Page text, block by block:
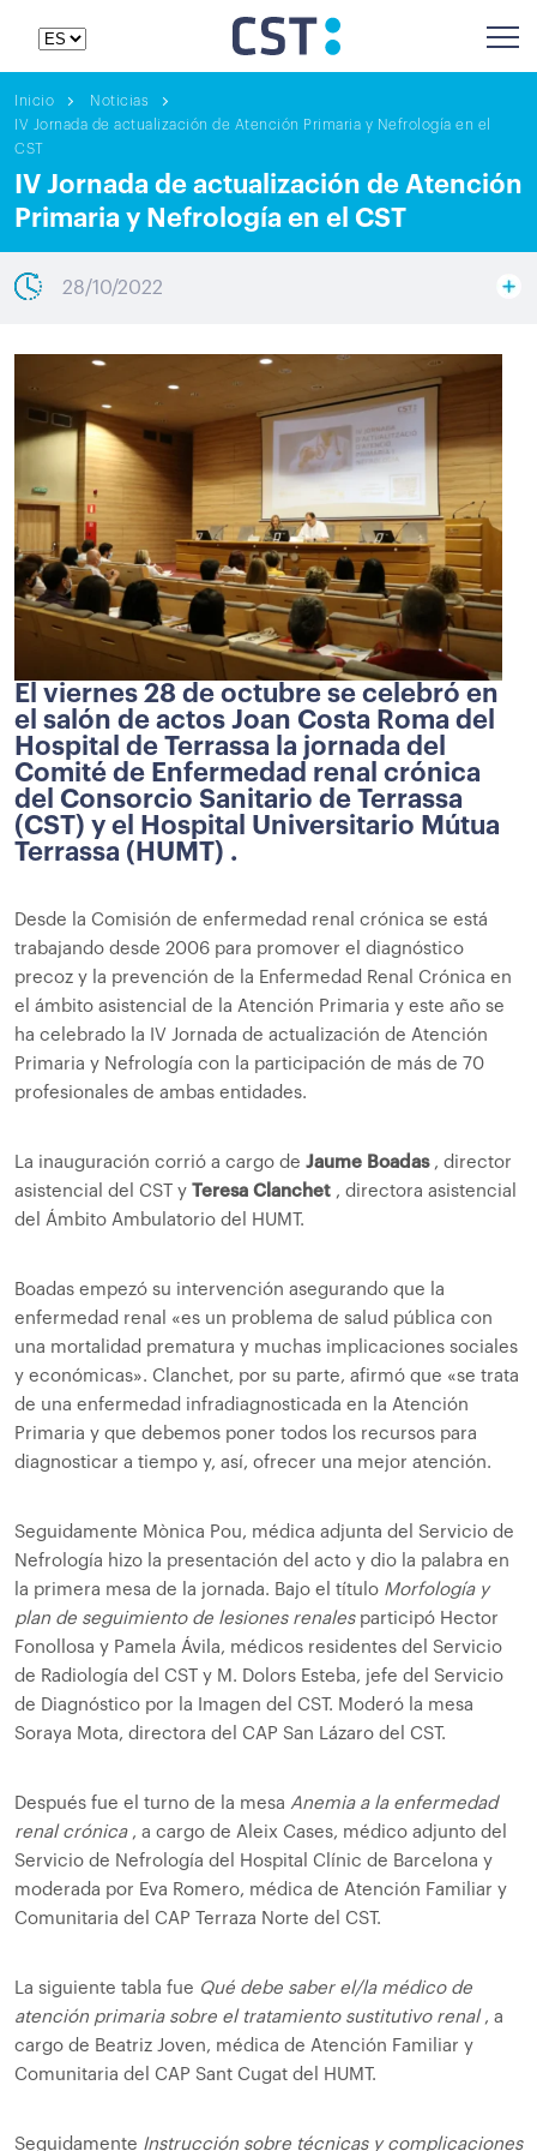
Inicio
Noticias
IV Jornada de actualización de Atención Primaria y Nefrología en el
CST
IV Jornada de actualización de Atención
Primaria y Nefrología en el CST
28/10/2022
El viernes 28 de octubre se celebró en
el salón de actos Joan Costa Roma del
Hospital de Terrassa la jornada del
Comité de Enfermedad renal crónica
del Consorcio Sanitario de Terrassa
(CST) y el Hospital Universitario Mútua
Terrassa (HUMT) .
Desde la Comisión de enfermedad renal crónica se está
trabajando desde 2006 para promover el diagnóstico
precoz y la prevención de la Enfermedad Renal Crónica en
el ámbito asistencial de la Atención Primaria y este año se
ha celebrado la IV Jornada de actualización de Atención
Primaria y Nefrología con la participación de más de 70
profesionales de ambas entidades.
La inauguración corrió a cargo de Jaume Boadas, director
asistencial del CST y Teresa Clanchet , directora asistencial
del Ámbito Ambulatorio del HUMT.
Boadas empezó su intervención asegurando que la
enfermedad renal «es un problema de salud pública con
una mortalidad prematura y muchas implicaciones sociales
y económicas». Clanchet, por su parte, afirmó que «se trata
de una enfermedad infradiagnosticada en la Atención
Primaria y que debemos poner todos los recursos para
diagnosticar a tiempo y, así, ofrecer una mejor atención.
Seguidamente Mònica Pou, médica adjunta del Servicio de
Nefrología hizo la presentación del acto y dio la palabra en
la primera mesa de la jornada. Bajo el título Morfología y
plan de seguimiento de lesiones renalesparticipó Hector
Fonollosa y Pamela Ávila, médicos residentes del Servicio
de Radiología del CST y M. Dolors Esteba, jefe del Servicio
de Diagnóstico por la Imagen del CST. Moderó la mesa
Soraya Mota, directora del CAP San Lázaro del CST.
Después fue el turno de la mesa Anemia a la enfermedad
renal crónica, a cargo de Aleix Cases, médico adjunto del
Servicio de Nefrología del Hospital Clínic de Barcelona y
moderada por Eva Romero, médica de Atención Familiar y
Comunitaria del CAP Terraza Norte del CST.
La siguiente tabla fue Qué debe saber el/la médico de
atención primaria sobre el tratamiento sustitutivo renal, a
cargo de Beatriz Joven, médica de Atención Familiar y
Comunitaria del CAP Sant Cugat del HUMT.
Seguidamente Instrucción sobre técnicas y complicaciones